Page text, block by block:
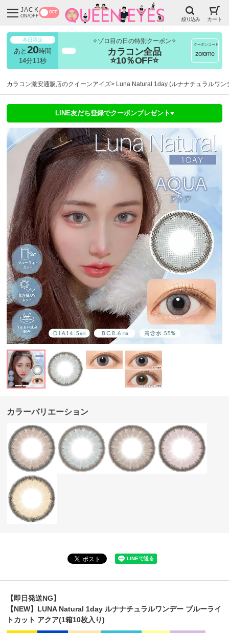
JACK
ON/OFF
OFF
絞り込み カート
本日限定
あと 20時間
14分10秒
✧ゾロ目の日の特別クーポン✧
カラコン全品
⭐10％OFF⭐
クーポンコード
zorome
カラコン激安通販店のクイーンアイズ Luna Natural 1day (ルナナチュラルワン
LINE友だち登録でクーポンプレゼント♥
カラーバリエーション
【即日発送NG】
【NEW】LUNA Natural 1day ルナナチュラルワンデー ブルーライ
トカット アクア(1箱10枚入り)